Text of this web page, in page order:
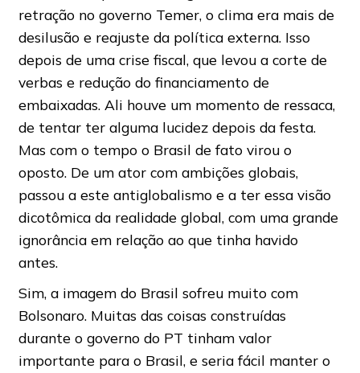
retração no governo Temer, o clima era mais de
desilusão e reajuste da política externa. Isso
depois de uma crise fiscal, que levou a corte de
verbas e redução do financiamento de
embaixadas. Ali houve um momento de ressaca,
de tentar ter alguma lucidez depois da festa.
Mas com o tempo o Brasil de fato virou o
oposto. De um ator com ambições globais,
passou a este antiglobalismo e a ter essa visão
dicotômica da realidade global, com uma grande
ignorância em relação ao que tinha havido
antes.
Sim, a imagem do Brasil sofreu muito com
Bolsonaro. Muitas das coisas construídas
durante o governo do PT tinham valor
importante para o Brasil, e seria fácil manter o